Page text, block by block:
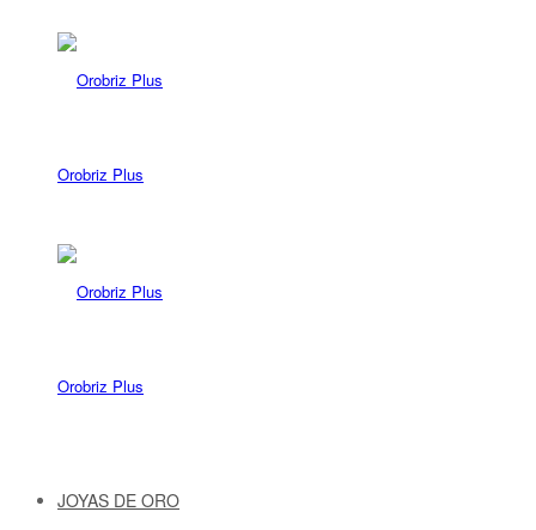
Orobriz Plus
Orobriz Plus
JOYAS DE ORO